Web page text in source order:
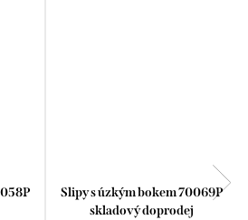
Slipy s úzkým bokem 70069P
skladový doprodej